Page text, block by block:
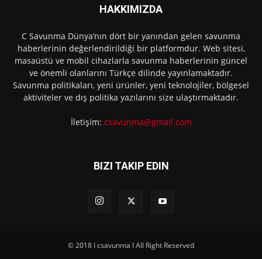
HAKKIMIZDA
C Savunma Dünya’nın dört bir yanından gelen savunma
haberlerinin değerlendirildiği bir platformdur. Web sitesi,
masaüstü ve mobil cihazlarla savunma haberlerinin güncel
ve önemli olanlarını Türkçe dilinde yayınlamaktadır.
Savunma politikaları, yeni ürünler, yeni teknolojiler, bölgesel
aktiviteler ve dış politika yazılarını size ulaştırmaktadır.
İletişim: csavunma@gmail.com
BIZI TAKIP EDIN
© 2018 I csavunma I All Right Reserved